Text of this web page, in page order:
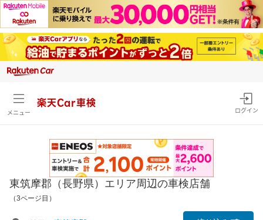
メニュー
楽天Car車検
ログイン
東筑摩郡（長野県）エリア周辺の車検店舗
（3ページ目）